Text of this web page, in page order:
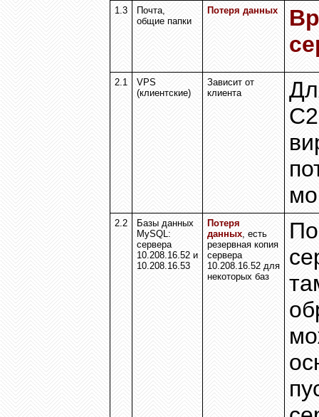
1.3
Почта,
общие папки
Потеря данных
2.1
VPS
(клиентские)
Зависит от
клиента
2.2
Базы данных
MySQL:
сервера
10.208.16.52 и
10.208.16.53
Потеря
данных , есть
резервная копия
сервера
10.208.16.52 для
некоторых баз